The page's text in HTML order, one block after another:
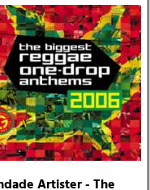
Artister - The